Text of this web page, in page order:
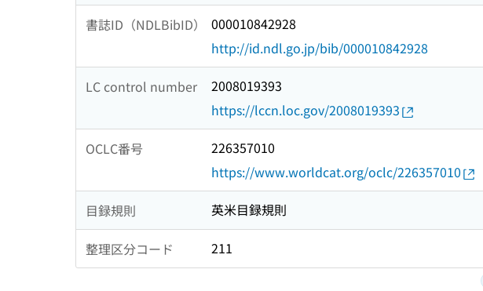
書誌ID（NDLBibID）
000010842928
http://id.ndl.go.jp/bib/000010842928
LC control number
2008019393
https://lccn.loc.gov/2008019393
OCLC番号
226357010
https://www.worldcat.org/oclc/226357010
目録規則 英米目録規則
整理区分コード 211